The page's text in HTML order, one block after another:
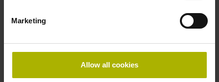
Marketing
Allow all cookies
CNCの専門家がHEIDENHAINのTNCに関するあらゆる疑